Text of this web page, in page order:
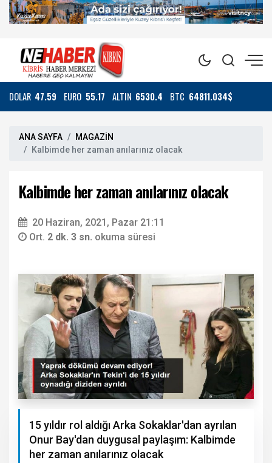
DOLAR 47.59 EURO 55.17 ALTIN 6530.4 BTC 64811.034$
ANA SAYFA
MAGAZİN
Kalbimde her zaman anılarınız olacak
Kalbimde her zaman anılarınız olacak
20 Haziran, 2021, Pazar 21:11
Ort. 2 dk. 3 sn. okuma süresi
15 yıldır rol aldığı Arka Sokaklar'dan ayrılan
Onur Bay'dan duygusal paylaşım: Kalbimde
her zaman anılarınız olacak